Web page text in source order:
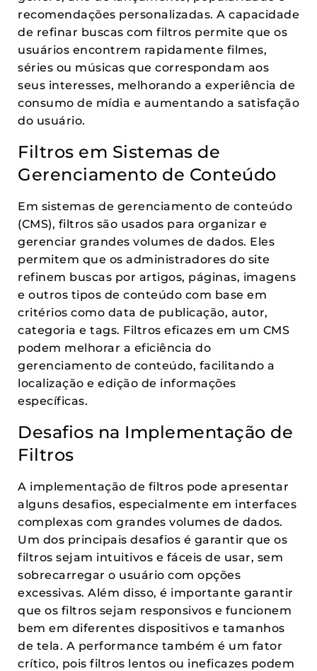
recomendações personalizadas. A capacidade
de refinar buscas com filtros permite que os
usuários encontrem rapidamente filmes,
séries ou músicas que correspondam aos
seus interesses, melhorando a experiência de
consumo de mídia e aumentando a satisfação
do usuário.
Filtros em Sistemas de
Gerenciamento de Conteúdo
Em sistemas de gerenciamento de conteúdo
(CMS), filtros são usados para organizar e
gerenciar grandes volumes de dados. Eles
permitem que os administradores do site
refinem buscas por artigos, páginas, imagens
e outros tipos de conteúdo com base em
critérios como data de publicação, autor,
categoria e tags. Filtros eficazes em um CMS
podem melhorar a eficiência do
gerenciamento de conteúdo, facilitando a
localização e edição de informações
específicas.
Desafios na Implementação de
Filtros
A implementação de filtros pode apresentar
alguns desafios, especialmente em interfaces
complexas com grandes volumes de dados.
Um dos principais desafios é garantir que os
filtros sejam intuitivos e fáceis de usar, sem
sobrecarregar o usuário com opções
excessivas. Além disso, é importante garantir
que os filtros sejam responsivos e funcionem
bem em diferentes dispositivos e tamanhos
de tela. A performance também é um fator
crítico, pois filtros lentos ou ineficazes podem